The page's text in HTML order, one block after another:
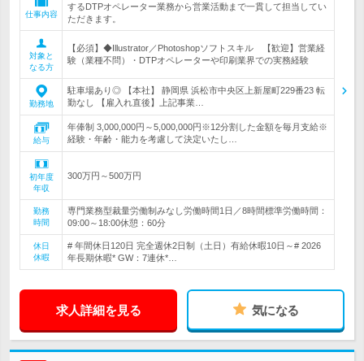
仕事内容
するDTPオペレーター業務から営業活動まで一貫して担当してい
ただきます。
対象と
なる方
【必須】◆Illustrator／Photoshopソフトスキル 【歓迎】営業経
験（業種不問）・DTPオペレーターや印刷業界での実務経験
勤務地
駐車場あり◎ 【本社】 静岡県 浜松市中央区上新屋町229番23 転
勤なし 【雇入れ直後】上記事業…
給与
年俸制 3,000,000円～5,000,000円※12分割した金額を毎月支給※
経験・年齢・能力を考慮して決定いたし…
初年度
年収
300万円～500万円
勤務
時間
専門業務型裁量労働制みなし労働時間1日／8時間標準労働時間：
09:00～18:00休憩：60分
休日
休暇
# 年間休日120日 完全週休2日制（土日）有給休暇10日～# 2026
年長期休暇* GW：7連休*…
求人詳細を見る 気になる